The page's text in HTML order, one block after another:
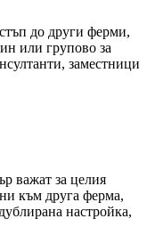
до други ферми,
или групово за
заместници
важат за целия
към друга ферма,
настройка,